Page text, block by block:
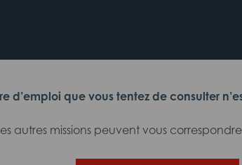
d’emploi que vous tentez de consulter
autres missions peuvent vous